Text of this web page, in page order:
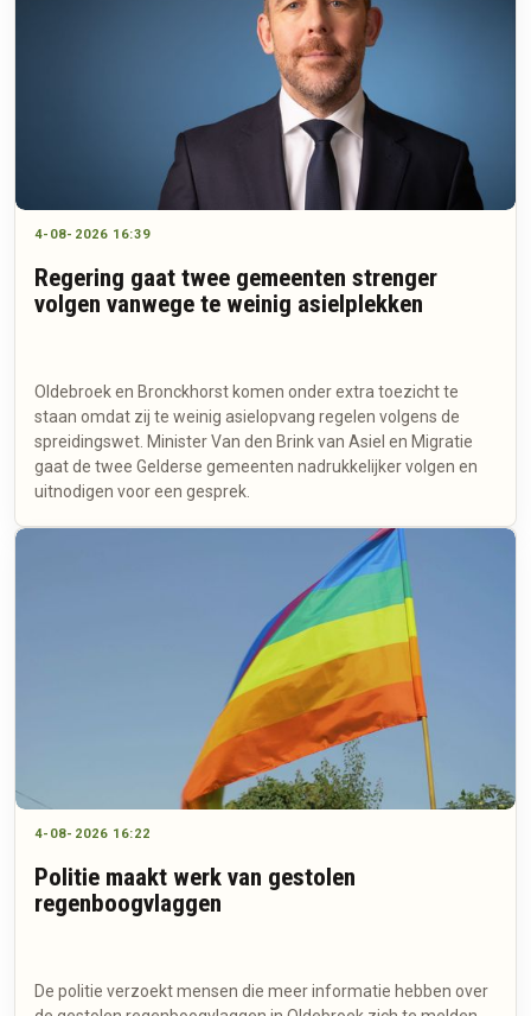
4-08-2026 16:39
Regering gaat twee gemeenten strenger
volgen vanwege te weinig asielplekken
Oldebroek en Bronckhorst komen onder extra toezicht te
staan omdat zij te weinig asielopvang regelen volgens de
spreidingswet. Minister Van den Brink van Asiel en Migratie
gaat de twee Gelderse gemeenten nadrukkelijker volgen en
uitnodigen voor een gesprek.
4-08-2026 16:22
Politie maakt werk van gestolen
regenboogvlaggen
De politie verzoekt mensen die meer informatie hebben over